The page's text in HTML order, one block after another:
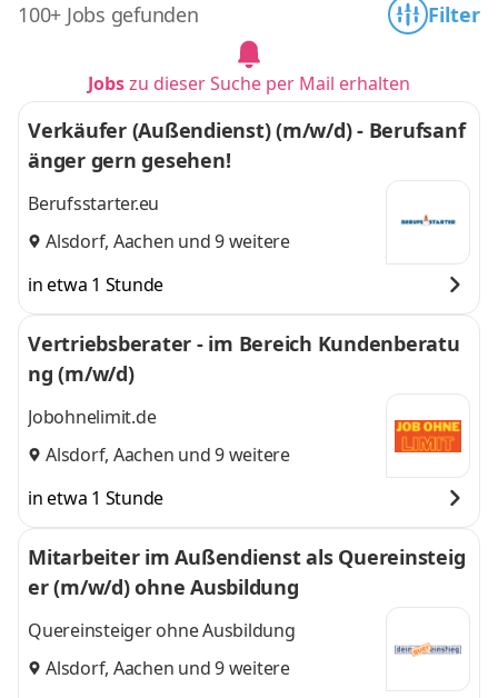
100+ Jobs gefunden Filter
Jobszu dieser Suche per Mail erhalten
Verkäufer (Außendienst) (m/w/d) - Berufsanf
änger gern gesehen!
Berufsstarter.eu
Alsdorf, Aachen und 9 weitere
in etwa 1 Stunde
Vertriebsberater - im Bereich Kundenberatu
ng (m/w/d)
Jobohnelimit.de
Alsdorf, Aachen und 9 weitere
in etwa 1 Stunde
Mitarbeiter im Außendienst als Quereinsteig
er (m/w/d) ohne Ausbildung
Quereinsteiger ohne Ausbildung
Alsdorf, Aachen und 9 weitere